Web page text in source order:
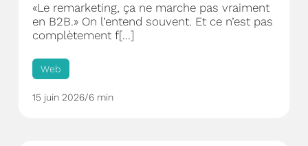
«Le remarketing, ça ne marche pas vraiment
en B2B.» On l’entend souvent. Et ce n’est pas
complètement f[...]
Web
15 juin 2026/6 min